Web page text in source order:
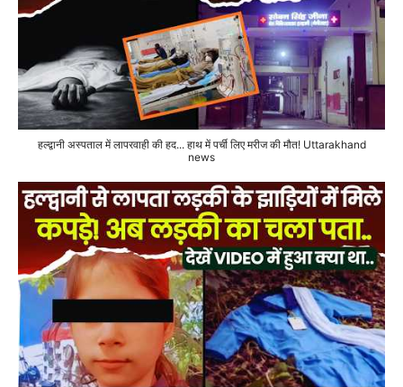
हल्द्वानी अस्पताल में लापरवाही की हद... हाथ में पर्ची लिए मरीज की मौत! Uttarakhand
news